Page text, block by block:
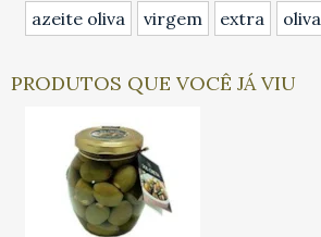
azeite oliva virgem extra oliva
PRODUTOS QUE VOCÊ JÁ VIU